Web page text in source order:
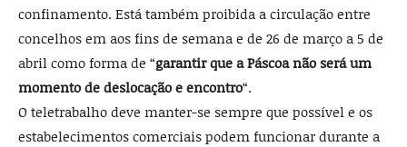
confinamento. Está também proibida a circulação entre
concelhos em aos fins de semana e de 26 de março a 5 de
abril como forma de “garantir que a Páscoa não será um
momento de deslocação e encontro“.
O teletrabalho deve manter-se sempre que possível e os
estabelecimentos comerciais podem funcionar durante a